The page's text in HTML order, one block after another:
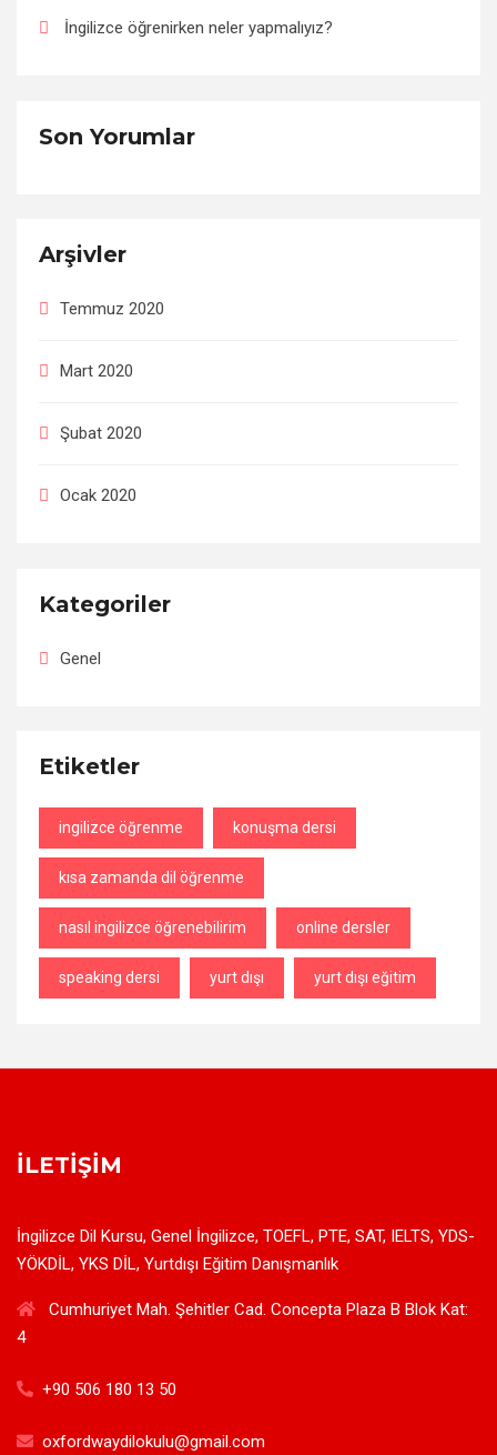
İngilizce öğrenirken neler yapmalıyız?
Son Yorumlar
Arşivler
Temmuz 2020
Mart 2020
Şubat 2020
Ocak 2020
Kategoriler
Genel
Etiketler
ingilizce öğrenme konuşma dersi
kısa zamanda dil öğrenme
nasıl ingilizce öğrenebilirim online dersler
speaking dersi yurt dışı yurt dışı eğitim
İLETIŞIM
İngilizce Dil Kursu, Genel İngilizce, TOEFL, PTE, SAT, IELTS, YDS-
YÖKDİL, YKS DİL, Yurtdışı Eğitim Danışmanlık
Cumhuriyet Mah. Şehitler Cad. Concepta Plaza B Blok Kat:
4
+90 506 180 13 50
oxfordwaydilokulu@gmail.com